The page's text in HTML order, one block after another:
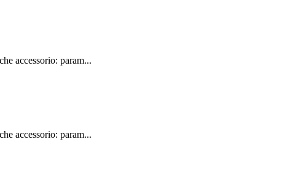
accessorio: param...
accessorio: param...